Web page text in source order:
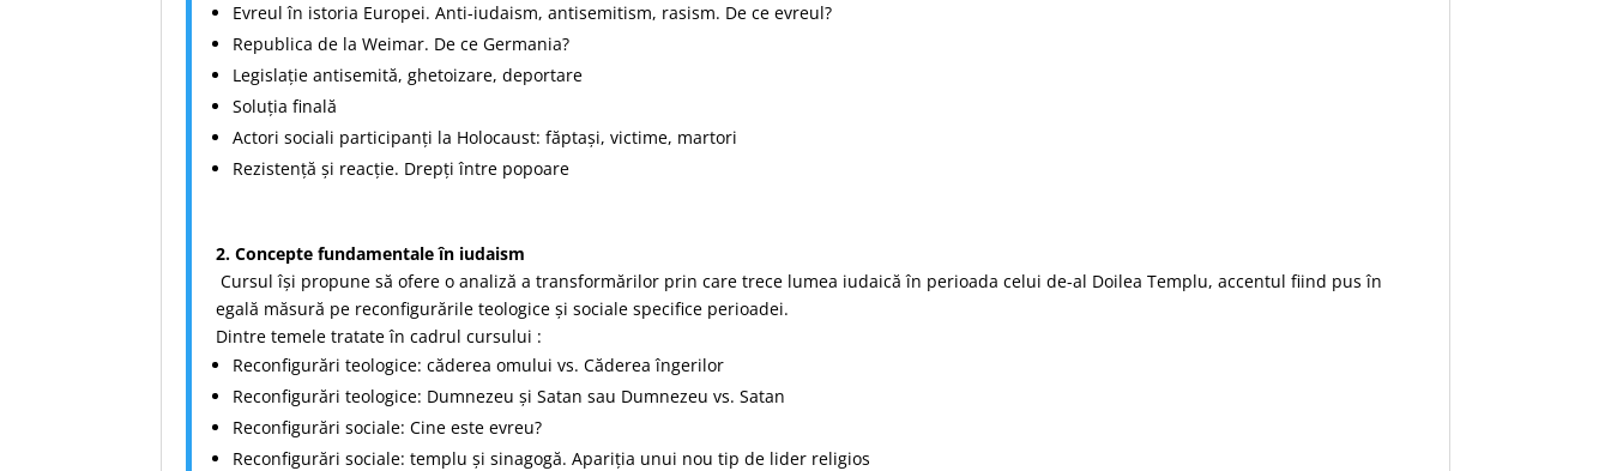
Evreul în istoria Europei. Anti-iudaism, antisemitism, rasism. De ce evreul?
Republica de la Weimar. De ce Germania?
Legislație antisemită, ghetoizare, deportare
Soluția finală
Actori sociali participanți la Holocaust: făptași, victime, martori
Rezistență și reacție. Drepți între popoare
2. Concepte fundamentale în iudaism
Cursul își propune să ofere o analiză a transformărilor prin care trece lumea iudaică în perioada celui de-al Doilea Templu, accentul fiind pus în
egală măsură pe reconfigurările teologice și sociale specifice perioadei.
Dintre temele tratate în cadrul cursului :
Reconfigurări teologice: căderea omului vs. Căderea îngerilor
Reconfigurări teologice: Dumnezeu și Satan sau Dumnezeu vs. Satan
Reconfigurări sociale: Cine este evreu?
Reconfigurări sociale: templu și sinagogă. Apariția unui nou tip de lider religios